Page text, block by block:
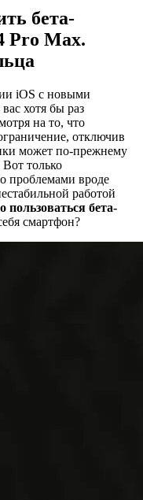
бета-
Pro Max.
iOS с новыми
хотя бы раз
на то, что
отключив
может по-прежнему
только
проблемами вроде
работой
пользоваться бета-
смартфон?